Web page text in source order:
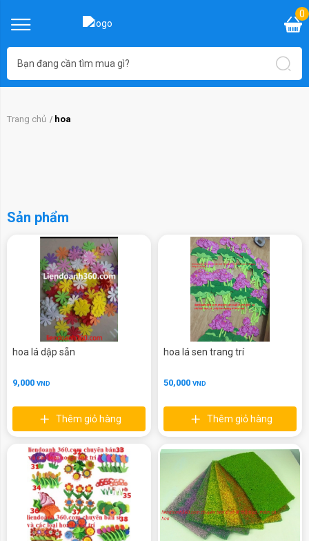
0
Trang chủ hoa
Sản phẩm
hoa lá dập sẵn
9,000 VND
Thêm giỏ hàng
hoa lá sen trang trí
50,000 VND
Thêm giỏ hàng